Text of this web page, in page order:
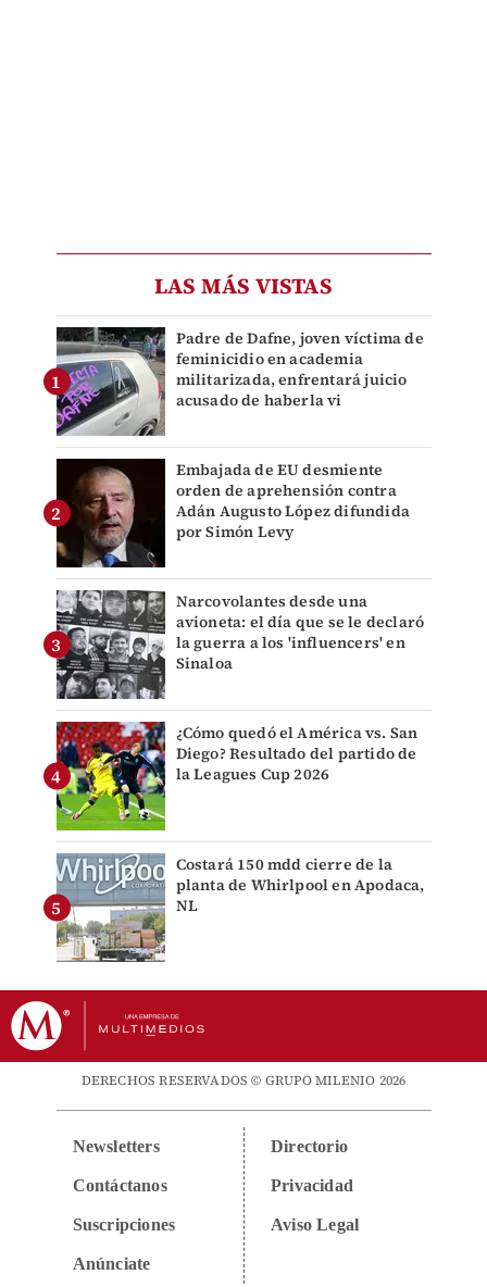
LAS MÁS VISTAS
Padre de Dafne, joven víctima de
feminicidio en academia
militarizada, enfrentará juicio
acusado de haberla vi
Embajada de EU desmiente
orden de aprehensión contra
Adán Augusto López difundida
por Simón Levy
Narcovolantes desde una
avioneta: el día que se le declaró
la guerra a los 'influencers' en
Sinaloa
¿Cómo quedó el América vs. San
Diego? Resultado del partido de
la Leagues Cup 2026
Costará 150 mdd cierre de la
planta de Whirlpool en Apodaca,
NL
DERECHOS RESERVADOS © GRUPO MILENIO 2026
Newsletters
Contáctanos
Suscripciones
Anúnciate
Directorio
Privacidad
Aviso Legal